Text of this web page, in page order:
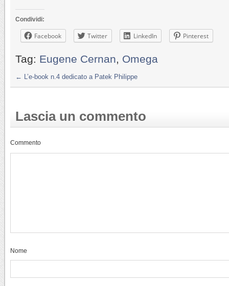
Condividi:
Facebook Twitter LinkedIn Pinterest
Tag: Eugene Cernan, Omega
← L’e-book n.4 dedicato a Patek Philippe
Lascia un commento
Commento
Nome